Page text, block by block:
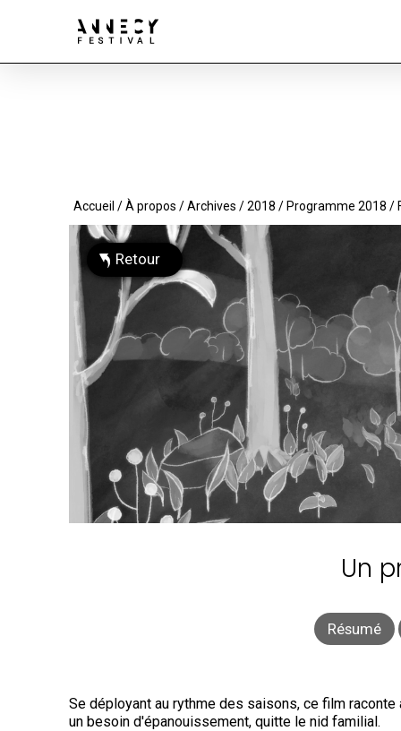
Accueil /À propos /Archives /2018 / Programme 2018 /
Retour
Un
Résumé
Se déployant au rythme des saisons, ce film
un besoin d'épanouissement, quitte le nid familial.